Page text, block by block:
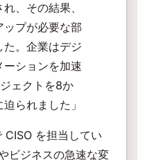
、その結果、
ップが必要な部
。企業はデジ
ーションを加速
ェクトを8か
られました」
を担当してい
ビジネスの急速な変